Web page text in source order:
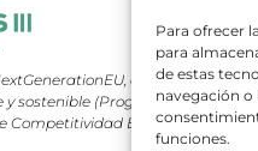
Para ofrecer
para
de estas
navegación o
funciones.
en el marco
(Programa MOVES III
Empresarial